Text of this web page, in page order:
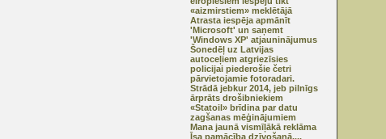
«aizmirstiem» meklētājā
Atrasta iespēja apmānīt
'Microsoft' un saņemt
'Windows XP' atjauninājumus
Šonedēļ uz Latvijas
autoceļiem atgriezīsies
policijai piederošie četri
pārvietojamie fotoradari.
Strādā jebkur 2014, jeb pilnīgs
ārprāts drošibniekiem
«Statoil» brīdina par datu
zagšanas mēģinājumiem
Mana jaunā vismīļākā reklāma
Īsa pamācība dzīvošanā....